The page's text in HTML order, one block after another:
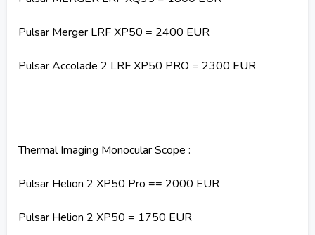
Pulsar Merger LRF XP50 = 2400 EUR
Pulsar Accolade 2 LRF XP50 PRO = 2300 EUR
Thermal Imaging Monocular Scope :
Pulsar Helion 2 XP50 Pro == 2000 EUR
Pulsar Helion 2 XP50 = 1750 EUR